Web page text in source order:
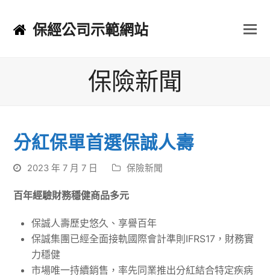
保經公司示範網站
保險新聞
分紅保單首選保誠人壽
2023 年 7 月 7 日 保險新聞
百年經驗財務穩健商品多元
保誠人壽歷史悠久、享譽百年
保誠集團已經全面接軌國際會計準則IFRS17，財務實
力穩健
市場唯一持續銷售，率先同業推出分紅結合特定疾病